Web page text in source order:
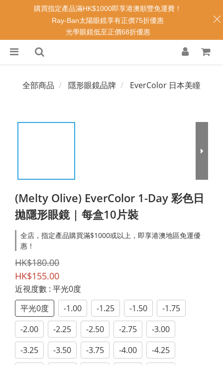
全部商品 隱形眼鏡品牌 EverColor 日本美瞳
(Melty Olive) EverColor 1-Day 彩色日
拋隱形眼鏡 | 每盒10片裝
全店，指定產品購買滿$1000或以上，即享港澳地區免運優
惠！
HK$180.00
HK$155.00
近視度數 : 平光0度
平光0度
-1.00 -1.25 -1.50
-1.75
-2.00
-2.25 -2.50 -2.75
-3.00
-3.25
-3.50 -3.75 -4.00
-4.25
購買指定產品滿HK$1000即享港澳順豐免運費！
Ray-Ban太陽眼鏡享有正價75折優惠
光學眼鏡低至正價68折優惠